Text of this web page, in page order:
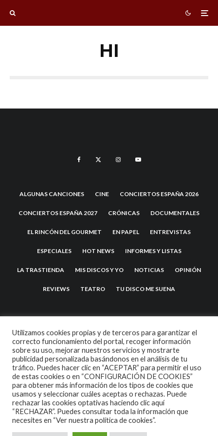
HI
ALGUNAS CANCIONES CINE CONCIERTOS ESPAÑA 2026
CONCIERTOS ESPAÑA 2027 CRÓNICAS DOCUMENTALES
EL RINCÓN DEL GOURMET EN PAPEL ENTREVISTAS
ESPECIALES HOT NEWS INFORMES Y LISTAS
LA TRASTIENDA MIS DISCOS Y YO NOTICIAS OPINIÓN
REVIEWS TEATRO TU DISCO ME SUENA
2007 COPYRIGHT -CODETIPITHEME
Utilizamos cookies propias y de terceros para garantizar el
correcto funcionamiento del portal, recoger información
sobre su uso, mejorar nuestros servicios y mostrarte
publicidad personalizada basándonos en el análisis de tu
tráfico. Puedes hacer clic en “ACEPTAR” para permitir el uso
de estas cookies o en “CONFIGURACIÓN DE COOKIES”
para obtener más información de los tipos de cookies que
usamos y seleccionar cuáles aceptas o rechazas. Puede
rechazar las cookies optativas haciendo clic aquí
“RECHAZAR”. Puedes consultar toda la información que
necesites en “Ver nuestra política de cookies”.